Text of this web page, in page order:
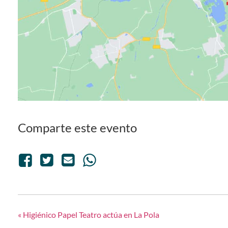
Comparte este evento
« Higiénico Papel Teatro actúa en La Pola